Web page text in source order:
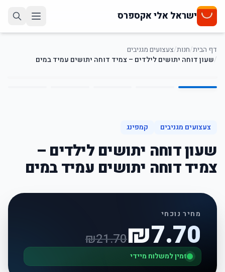
ישראל אלי אקספרס
דף הבית/חנות/צעצועים מגניבים
/שעון דוחה יתושים לילדים – צמיד דוחה יתושים עמיד במים
1
/
5
צעצועים מגניבים קמפינג
שעון דוחה יתושים לילדים –
צמיד דוחה יתושים עמיד במים
מחיר נוכחי
₪7.70
₪21.70
זמין למשלוח מיידי